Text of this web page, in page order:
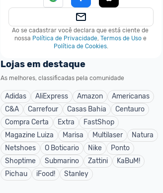
Ao se cadastrar você declara que está ciente de
nossa Política de Privacidade, Termos de Uso e
Política de Cookies.
Lojas em destaque
As melhores, classificadas pela comunidade
Adidas AliExpress Amazon
Americanas
C&A
Carrefour Casas Bahia
Centauro
Compra Certa
Extra
FastShop
Magazine Luiza
Marisa Multilaser
Natura
Netshoes
O Boticario Nike
Ponto
Shoptime
Submarino Zattini
KaBuM!
Pichau
iFood! Stanley